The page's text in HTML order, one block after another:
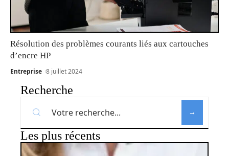
Résolution des problèmes courants liés aux cartouches
d’encre HP
Entreprise 8 juillet 2024
Recherche
Les plus récents